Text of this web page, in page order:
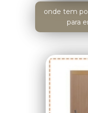
onde tem
para